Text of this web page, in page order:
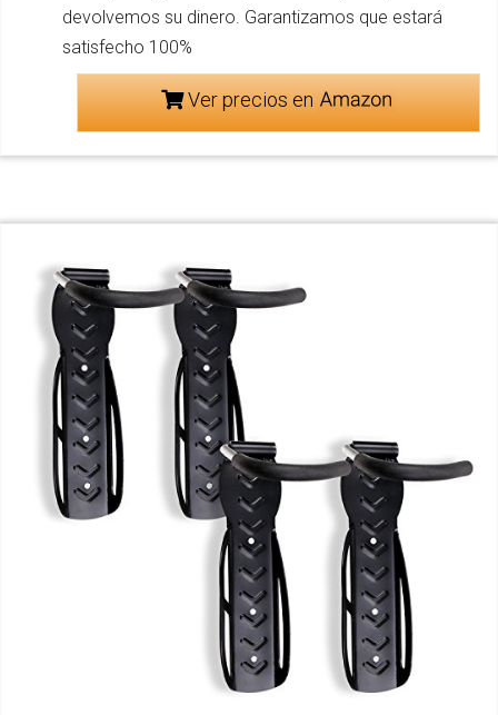
devolvemos su dinero. Garantizamos que estará
satisfecho 100%
Ver precios en